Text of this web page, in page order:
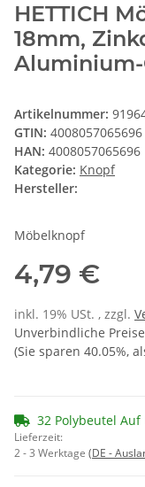
HETTICH
18mm,
Artikelnummer:
GTIN: 4008057065696
HAN: 4008057065696
Kategorie: Knopf
Hersteller:
Möbelknopf
4,79 €
inkl. 19% USt. , zzgl.
Unverbindliche
(Sie sparen 40.05%,
32 Polybeutel Auf
Lieferzeit:
2 - 3 Werktage (DE -